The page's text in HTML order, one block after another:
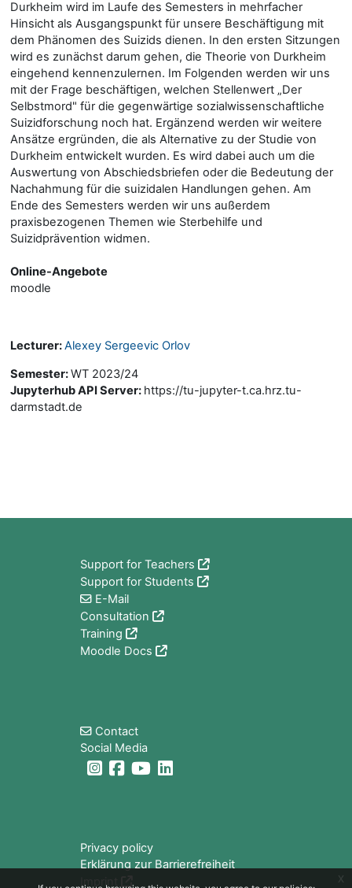
x
Durkheim wird im Laufe des Semesters in mehrfacher
Hinsicht als Ausgangspunkt für unsere Beschäftigung mit
dem Phänomen des Suizids dienen. In den ersten Sitzungen
wird es zunächst darum gehen, die Theorie von Durkheim
eingehend kennenzulernen. Im Folgenden werden wir uns
mit der Frage beschäftigen, welchen Stellenwert „Der
Selbstmord" für die gegenwärtige sozialwissenschaftliche
Suizidforschung noch hat. Ergänzend werden wir weitere
Ansätze ergründen, die als Alternative zu der Studie von
Durkheim entwickelt wurden. Es wird dabei auch um die
Auswertung von Abschiedsbriefen oder die Bedeutung der
Nachahmung für die suizidalen Handlungen gehen. Am
Ende des Semesters werden wir uns außerdem
praxisbezogenen Themen wie Sterbehilfe und
Suizidprävention widmen.
Online-Angebote
moodle
Lecturer:Alexey Sergeevic Orlov
Semester:WT 2023/24
Jupyterhub API Server: https://tu-jupyter-t.ca.hrz.tu-
darmstadt.de
Support for Teachers
Support for Students
E-Mail
Consultation
Training
Moodle Docs
Contact
Social Media
Privacy policy
Erklärung zur Barrierefreiheit
Imprint